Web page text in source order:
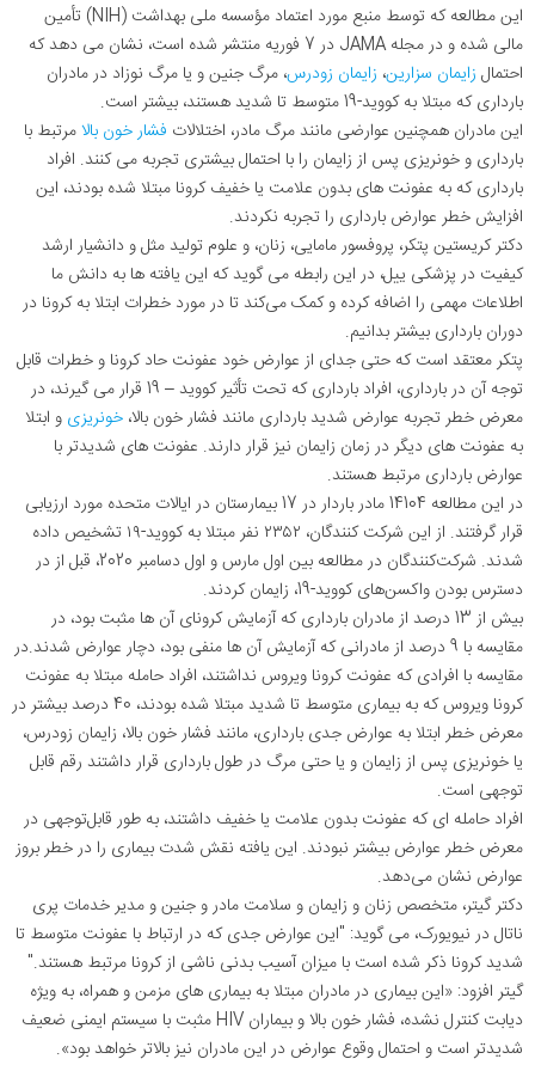
این مطالعه که توسط منبع مورد اعتماد مؤسسه ملی بهداشت (NIH) تأمین
مالی شده و در مجله JAMA در 7 فوریه منتشر شده است، نشان می دهد که
احتمال زایمان سزارین، زایمان زودرس، مرگ جنین و یا مرگ نوزاد در مادران
بارداری که مبتلا به کووید-19 متوسط تا شدید هستند، بیشتر است.
این مادران همچنین عوارضی مانند مرگ مادر، اختلالات فشار خون بالامرتبط با
بارداری و خونریزی پس از زایمان را با احتمال بیشتری تجربه می کنند. افراد
بارداری که به عفونت های بدون علامت یا خفیف کرونا مبتلا شده بودند، این
افزایش خطر عوارض بارداری را تجربه نکردند.
دکتر کریستین پتکر، پروفسور مامایی، زنان، و علوم تولید مثل و دانشیار ارشد
کیفیت در پزشکی ییل، در این رابطه می گوید که این یافته‌ ها به دانش ما
اطلاعات مهمی را اضافه کرده و کمک می‌کند تا در مورد خطرات ابتلا به کرونا در
دوران بارداری بیشتر بدانیم.
پتکر معتقد است که حتی جدای از عوارض خود عفونت حاد کرونا و خطرات قابل
توجه آن در بارداری، افراد بارداری که تحت تأثیر کووید – 19 قرار می گیرند، در
معرض خطر تجربه عوارض شدید بارداری مانند فشار خون بالا، خونریزی و ابتلا
به عفونت های دیگر در زمان زایمان نیز قرار دارند. عفونت های شدیدتر با
عوارض بارداری مرتبط هستند.
در این مطالعه 14104 مادر باردار در 17 بیمارستان در ایالات متحده مورد ارزیابی
قرار گرفتند. از این شرکت کنندگان، ۲۳۵۲ نفر مبتلا به کووید-۱۹ تشخیص داده
شدند. شرکت‌کنندگان در مطالعه بین اول مارس و اول دسامبر 2020، قبل از در
دسترس بودن واکسن‌های کووید-19، زایمان کردند.
بیش از 13 درصد از مادران بارداری که آزمایش کرونای آن ها مثبت بود، در
مقایسه با 9 درصد از مادرانی که آزمایش آن ها منفی بود، دچار عوارض شدند.در
مقایسه با افرادی که عفونت کرونا ویروس نداشتند، افراد حامله مبتلا به عفونت
کرونا ویروس که به بیماری متوسط تا شدید مبتلا شده بودند، 40 درصد بیشتر در
معرض خطر ابتلا به عوارض جدی بارداری، مانند فشار خون بالا، زایمان زودرس،
یا خونریزی پس از زایمان و یا حتی مرگ در طول بارداری قرار داشتند رقم قابل
توجهی است.
افراد حامله‌ ای که عفونت بدون علامت یا خفیف داشتند، به طور قابل‌توجهی در
معرض خطر عوارض بیشتر نبودند. این یافته نقش شدت بیماری را در خطر بروز
عوارض نشان می‌دهد.
دکتر گیتر، متخصص زنان و زایمان و سلامت مادر و جنین و مدیر خدمات پری
ناتال در نیویورک، می گوید: "این عوارض جدی که در ارتباط با عفونت متوسط تا
شدید کرونا ذکر شده است با میزان آسیب بدنی ناشی از کرونا مرتبط هستند."
گیتر افزود: «این بیماری در مادران مبتلا به بیماری ‌های مزمن و همراه، به‌ ویژه
دیابت کنترل نشده، فشار خون بالا و بیماران HIV مثبت با سیستم ایمنی ضعیف
شدیدتر است و احتمال وقوع عوارض در این مادران نیز بالاتر خواهد بود».